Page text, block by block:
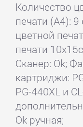
Количество
печати (А4):
цветной
печати
Сканер: Ok;
картриджи:
PG-440XL и
Ok ручная;